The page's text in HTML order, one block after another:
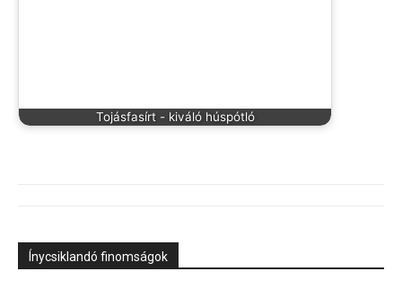
Tojásfasírt - kiváló húspótló
Ínycsiklandó finomságok